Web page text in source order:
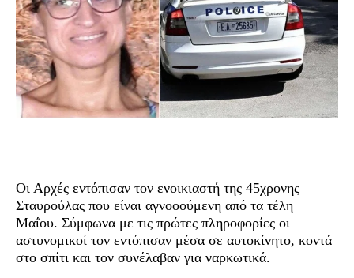
Οι Αρχές εντόπισαν τον ενοικιαστή της 45χρονης
Σταυρούλας που είναι αγνοοούμενη από τα τέλη
Μαΐου. Σύμφωνα με τις πρώτες πληροφορίες οι
αστυνομικοί τον εντόπισαν μέσα σε αυτοκίνητο, κοντά
στο σπίτι και τον συνέλαβαν για ναρκωτικά.